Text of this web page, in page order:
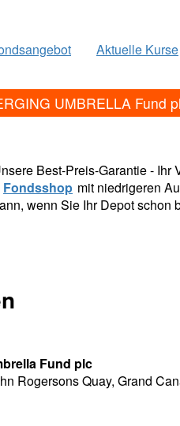
Aktuelle Kurse
UMBRELLA Fund
Best-Preis-Garantie -
Fondsshop mit niedrigeren
wenn Sie Ihr Depot schon
Fund plc
Rogersons Quay, Grand